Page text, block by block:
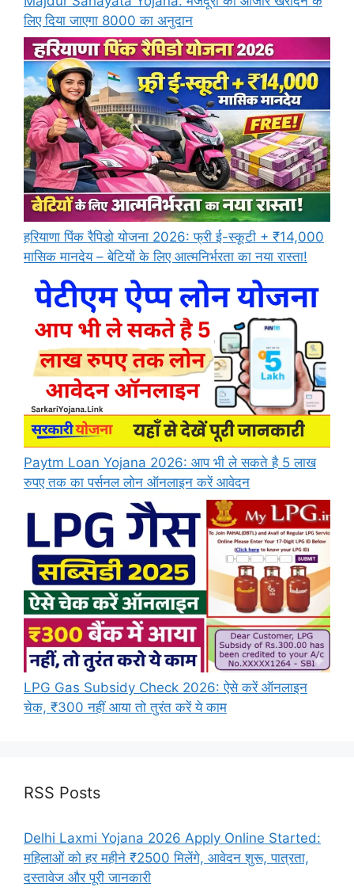
लिए दिया जाएगा 8000 का अनुदान
हरियाणा पिंक रैपिडो योजना 2026: फ्री ई-स्कूटी + ₹14,000
मासिक मानदेय – बेटियों के लिए आत्मनिर्भरता का नया रास्ता!
Paytm Loan Yojana 2026: आप भी ले सकते है 5 लाख
रुपए तक का पर्सनल लोन ऑनलाइन करें आवेदन
LPG Gas Subsidy Check 2026: ऐसे करें ऑनलाइन
चेक, ₹300 नहीं आया तो तुरंत करें ये काम
RSS Posts
Delhi Laxmi Yojana 2026 Apply Online Started:
महिलाओं को हर महीने ₹2500 मिलेंगे, आवेदन शुरू, पात्रता,
दस्तावेज और पूरी जानकारी